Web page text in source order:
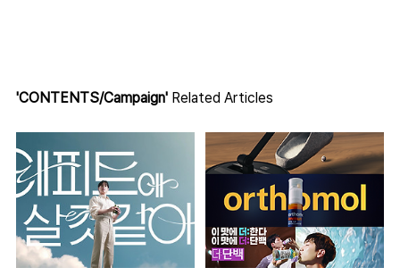
'CONTENTS/Campaign' Related Articles